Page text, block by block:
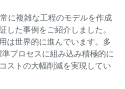
に複雑な工程のモデルを作成
した事例をご紹介しました。
は世界的に進んでいます。多
プロセスに組み込み積極的に
ストの大幅削減を実現してい